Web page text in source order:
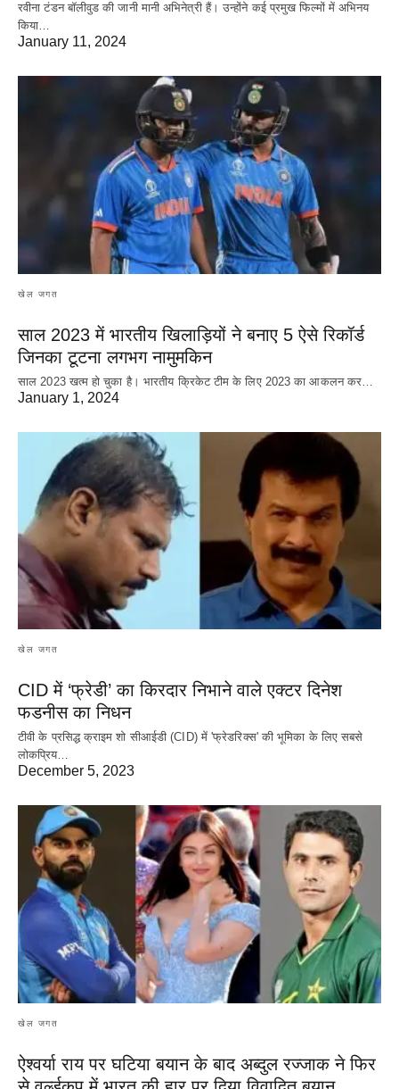
रवीना टंडन बॉलीवुड की जानी मानी अभिनेत्री हैं। उन्होंने कई प्रमुख फिल्मों में अभिनय
किया…
January 11, 2024
खेल जगत
साल 2023 में भारतीय खिलाड़ियों ने बनाए 5 ऐसे रिकॉर्ड
जिनका टूटना लगभग नामुमकिन
साल 2023 खत्म हो चुका है। भारतीय क्रिकेट‌ टीम के लिए 2023 का आकलन कर…
January 1, 2024
खेल जगत
CID में ‘फ्रेडी’ का किरदार निभाने वाले एक्टर दिनेश
फडनीस का निधन
टीवी के प्रसिद्ध क्राइम शो सीआईडी (CID) में 'फ्रेडरिक्स' की भूमिका के लिए सबसे
लोकप्रिय…
December 5, 2023
खेल जगत
ऐश्वर्या राय पर‌ घटिया बयान के बाद अब्दुल रज्जाक ने फिर